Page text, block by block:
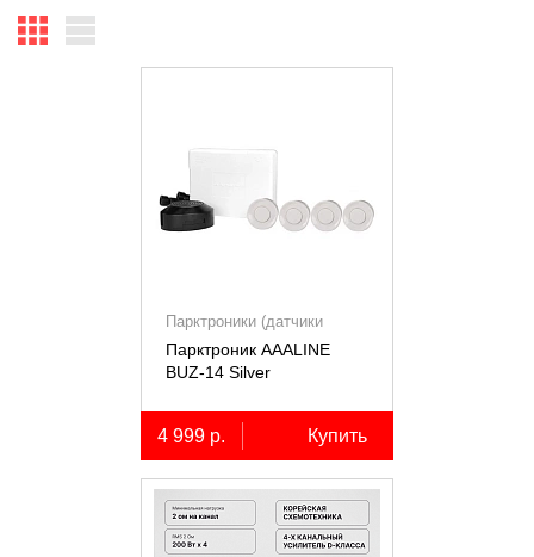
Парктроники (датчики
парковки)
Парктроник AAALINE
BUZ-14 Silver
4 999 р. Купить